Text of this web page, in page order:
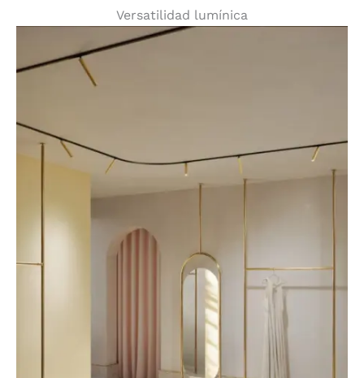
Versatilidad lumínica